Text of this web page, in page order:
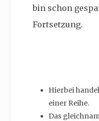
bin schon
Fortsetzung.
Hierbei
einer Reihe.
Das